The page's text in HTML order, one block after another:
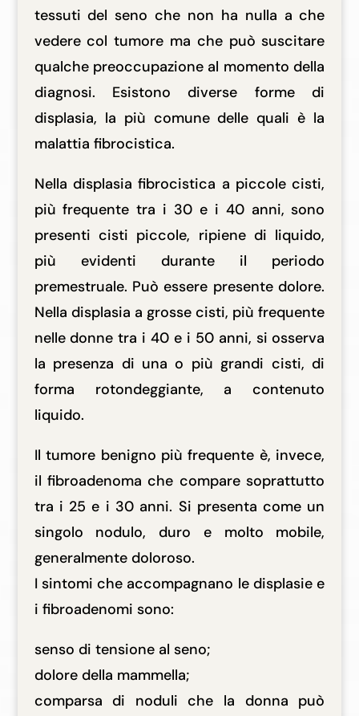
tessuti del seno che non ha nulla a che
vedere col tumore ma che può suscitare
qualche preoccupazione al momento della
diagnosi. Esistono diverse forme di
displasia, la più comune delle quali è la
malattia fibrocistica.
Nella displasia fibrocistica a piccole cisti,
più frequente tra i 30 e i 40 anni, sono
presenti cisti piccole, ripiene di liquido,
più evidenti durante il periodo
premestruale. Può essere presente dolore.
Nella displasia a grosse cisti, più frequente
nelle donne tra i 40 e i 50 anni, si osserva
la presenza di una o più grandi cisti, di
forma rotondeggiante, a contenuto
liquido.
Il tumore benigno più frequente è, invece,
il fibroadenoma che compare soprattutto
tra i 25 e i 30 anni. Si presenta come un
singolo nodulo, duro e molto mobile,
generalmente doloroso.
I sintomi che accompagnano le displasie e
i fibroadenomi sono:
senso di tensione al seno;
dolore della mammella;
comparsa di noduli che la donna può